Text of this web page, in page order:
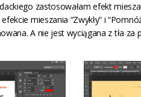
zastosowałam efekt
mieszania “Zwykły” i
A nie jest wyciągana z tła za